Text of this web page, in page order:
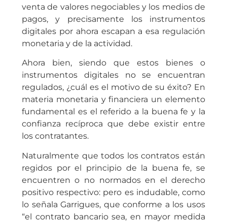
venta de valores negociables y los medios de
pagos, y precisamente los instrumentos
digitales por ahora escapan a esa regulación
monetaria y de la actividad.
Ahora bien, siendo que estos bienes o
instrumentos digitales no se encuentran
regulados, ¿cuál es el motivo de su éxito? En
materia monetaria y financiera un elemento
fundamental es el referido a la buena fe y la
confianza recíproca que debe existir entre
los contratantes.
Naturalmente que todos los contratos están
regidos por el principio de la buena fe, se
encuentren o no normados en el derecho
positivo respectivo: pero es indudable, como
lo señala Garrigues, que conforme a los usos
“el contrato bancario sea, en mayor medida